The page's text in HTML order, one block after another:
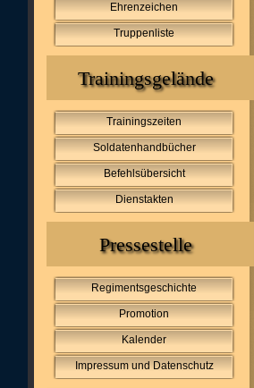
Ehrenzeichen
Truppenliste
Trainingsgelände
Trainingszeiten
Soldatenhandbücher
Befehlsübersicht
Dienstakten
Pressestelle
Regimentsgeschichte
Promotion
Kalender
Impressum und Datenschutz